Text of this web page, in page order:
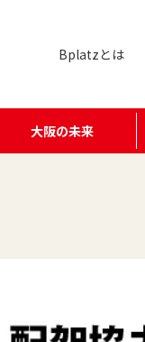
Bplatzとは
大阪の未来